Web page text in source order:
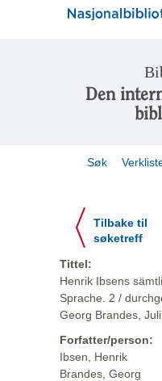
Den
Søk
Tilbake til
søketreff
Tittel:
Henrik Ibsens
Sprache. 2 /
Georg Brandes,
Forfatter/person:
Ibsen, Henrik
Brandes, Georg